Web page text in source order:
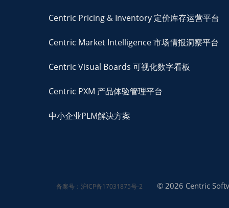
Centric Pricing & Inventory 定价库存运营平台
Centric Market Intelligence 市场情报洞察平台
Centric Visual Boards 可视化数字看板
Centric PXM 产品体验管理平台
中小企业PLM解决方案
备案号：沪ICP备17031875号-2 © 2026 Centric